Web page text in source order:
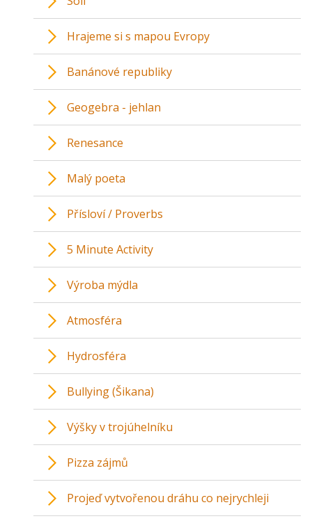
Hrajeme si s mapou Evropy
Banánové republiky
Geogebra - jehlan
Renesance
Malý poeta
Přísloví / Proverbs
5 Minute Activity
Výroba mýdla
Atmosféra
Hydrosféra
Bullying (Šikana)
Výšky v trojúhelníku
Pizza zájmů
Projeď vytvořenou dráhu co nejrychleji